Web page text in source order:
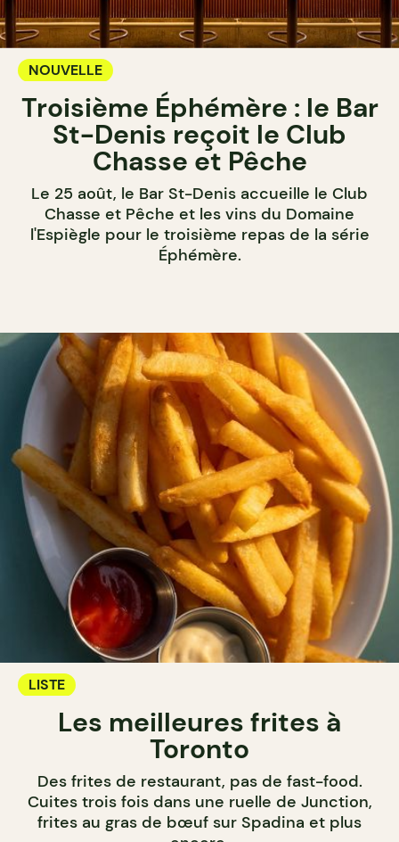
NOUVELLE
Troisième Éphémère : le Bar
St-Denis reçoit le Club
Chasse et Pêche
Le 25 août, le Bar St-Denis accueille le Club
Chasse et Pêche et les vins du Domaine
l'Espiègle pour le troisième repas de la série
Éphémère.
LISTE
Les meilleures frites à
Toronto
Des frites de restaurant, pas de fast-food.
Cuites trois fois dans une ruelle de Junction,
frites au gras de bœuf sur Spadina et plus